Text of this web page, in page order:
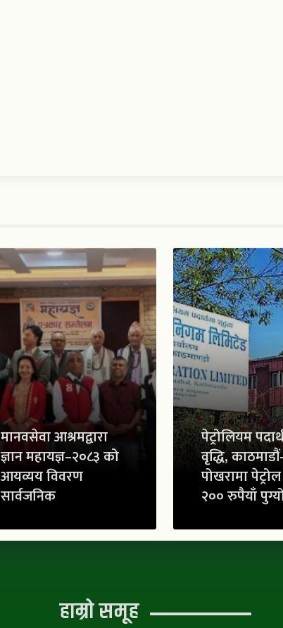
मानवसेवा आश्रमद्वारा
ज्ञान महायज्ञ–२०८३ को
आयव्यय विवरण
सार्वजनिक
पेट्रोलियम
वृद्धि,
पोखरामा
२०० रुपैयाँ
हाम्रो समूह